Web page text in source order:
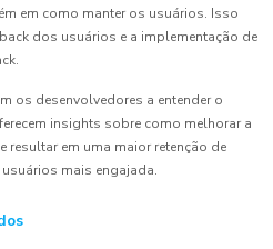
em como manter os usuários. Isso
dos usuários e a implementação de
os desenvolvedores a entender o
insights sobre como melhorar a
resultar em uma maior retenção de
mais engajada.